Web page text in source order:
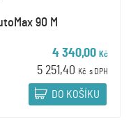
90 M
4 340,00 Kč
5 251,40 Kč s DPH
DO KOŠÍKU